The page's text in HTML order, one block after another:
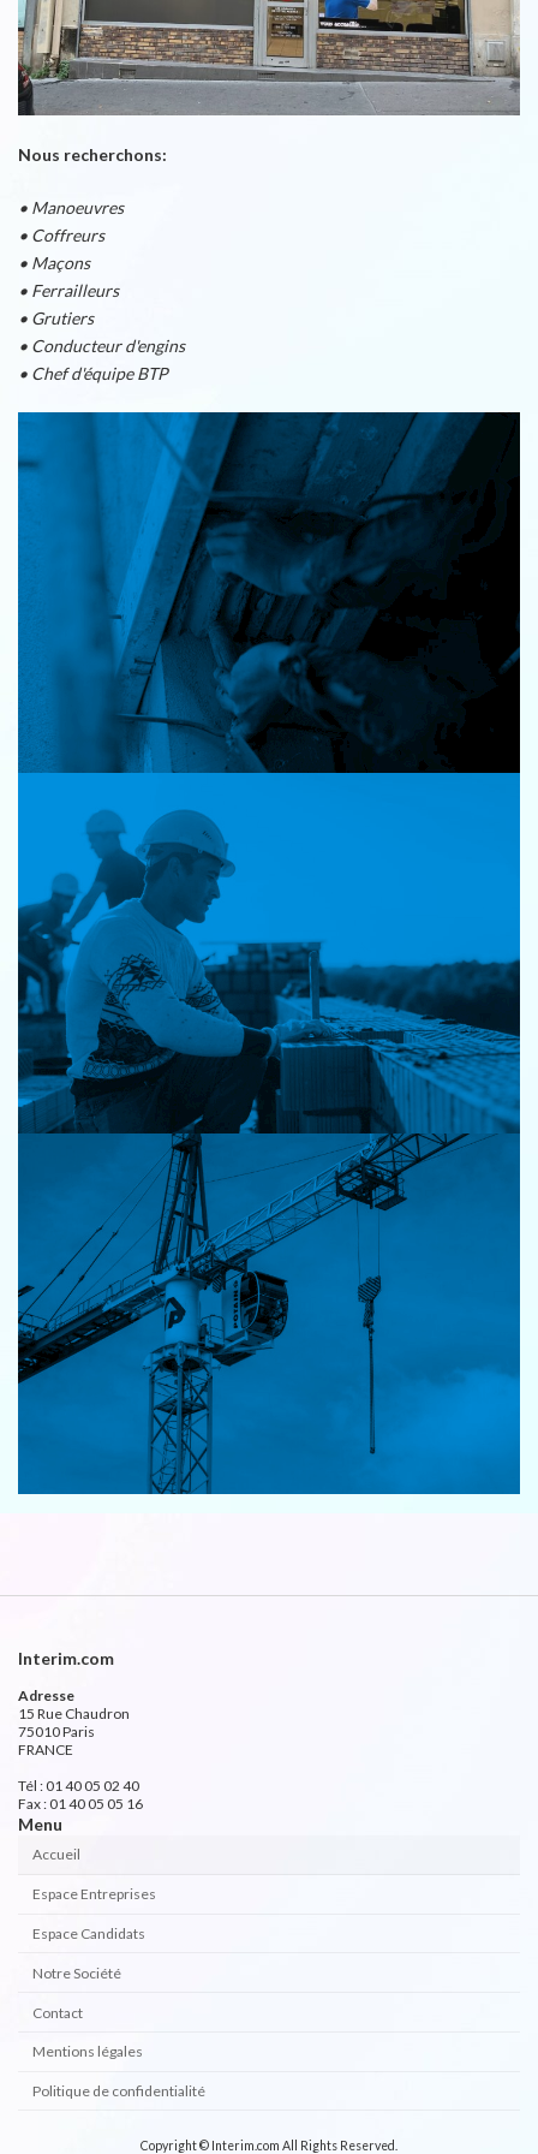
Nous recherchons:
• Manoeuvres
• Coffreurs
• Maçons
• Ferrailleurs
• Grutiers
• Conducteur d'engins
• Chef d'équipe BTP
Interim.com
Adresse
15 Rue Chaudron
75010 Paris
FRANCE
Tél : 01 40 05 02 40
Fax : 01 40 05 05 16
Menu
Accueil
Espace Entreprises
Espace Candidats
Notre Société
Contact
Mentions légales
Politique de confidentialité
Copyright © Interim.com All Rights Reserved.